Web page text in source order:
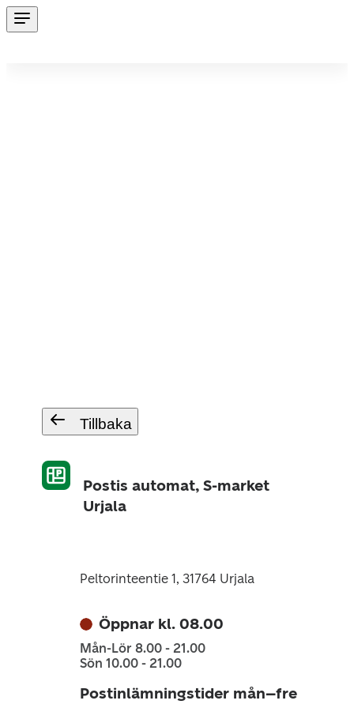
Tillbaka
Postis automat, S-market
Urjala
Peltorinteentie 1, 31764 Urjala
Öppnar kl. 08.00
Mån-Lör 8.00 - 21.00
Sön 10.00 - 21.00
Postinlämningstider mån–fre